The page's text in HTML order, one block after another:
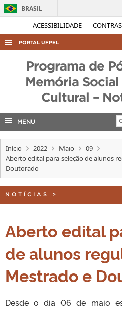
ACESSIBILIDADE
BRASIL
PORTAL UFPEL
AUDITORIA
COBALTO
INTERNACIONAL
OUVIDORIA
TELEFONES
Programa de
Memória
Cultural –
MENU
Início 2022 Maio
09
Aberto edital para seleção de alunos
Doutorado
NOTÍCIAS >
Aberto edital
de alunos
Mestrado e
Desde o dia 06 de maio